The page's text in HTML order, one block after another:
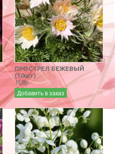
ПРОСТРЕЛ БЕЖЕВЫЙ
(10шт)
150р
Добавить в заказ